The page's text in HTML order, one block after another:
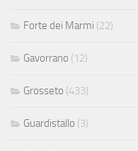
Forte dei Marmi (22)
Gavorrano (12)
Grosseto (433)
Guardistallo (3)